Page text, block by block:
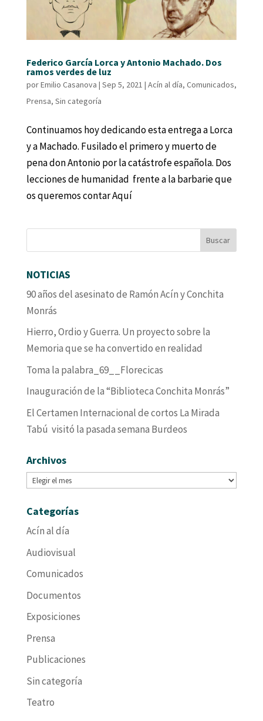
Federico García Lorca y Antonio Machado. Dos
ramos verdes de luz
porEmilio Casanova | Sep 5, 2021 | Acín al día, Comunicados,
Prensa, Sin categoría
Continuamos hoy dedicando esta entrega a Lorca
y a Machado. Fusilado el primero y muerto de
pena don Antonio por la catástrofe española. Dos
lecciones de humanidad frente a la barbarie que
os queremos contar Aquí
NOTICIAS
90 años del asesinato de Ramón Acín y Conchita
Monrás
Hierro, Ordio y Guerra. Un proyecto sobre la
Memoria que se ha convertido en realidad
Toma la palabra_69__Florecicas
Inauguración de la “Biblioteca Conchita Monrás”
El Certamen Internacional de cortos La Mirada
Tabú visitó la pasada semana Burdeos
Archivos
Archivos
Categorías
Acín al día
Audiovisual
Comunicados
Documentos
Exposiciones
Prensa
Publicaciones
Sin categoría
Teatro